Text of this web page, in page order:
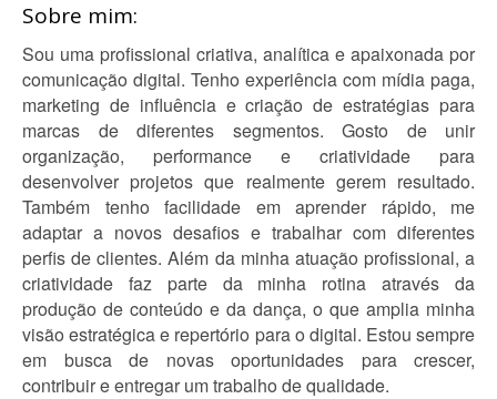
Sobre mim:
Sou uma profissional criativa, analítica e apaixonada por
comunicação digital. Tenho experiência com mídia paga,
marketing de influência e criação de estratégias para
marcas de diferentes segmentos. Gosto de unir
organização, performance e criatividade para
desenvolver projetos que realmente gerem resultado.
Também tenho facilidade em aprender rápido, me
adaptar a novos desafios e trabalhar com diferentes
perfis de clientes. Além da minha atuação profissional, a
criatividade faz parte da minha rotina através da
produção de conteúdo e da dança, o que amplia minha
visão estratégica e repertório para o digital. Estou sempre
em busca de novas oportunidades para crescer,
contribuir e entregar um trabalho de qualidade.